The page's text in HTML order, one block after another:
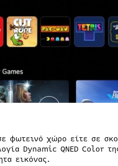
φωτεινό χώρο είτε σε
Dynamic QNED Color
εικόνας.